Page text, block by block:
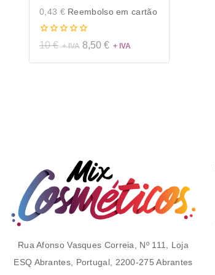
0,43 €Reembolso em cartão
0
de
10€ 8,50 €
Rua Afonso Vasques Correia, Nº 111, Loja
ESQ Abrantes, Portugal, 2200-275 Abrantes